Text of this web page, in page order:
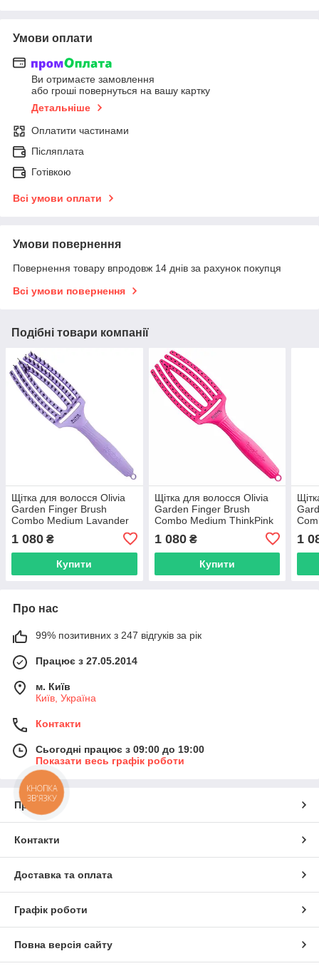
Умови оплати
Ви отримаєте замовлення
або гроші повернуться на вашу картку
Детальніше
Оплатити частинами
Післяплата
Готівкою
Всі умови оплати
Умови повернення
Повернення товару впродовж 14 днів за рахунок покупця
Всі умови повернення
Подібні товари компанії
Щітка для волосся Olivia
Garden Finger Brush
Combo Medium Lavander
1 080 ₴
Купити
Щітка для волосся Olivia
Garden Finger Brush
Combo Medium ThinkPink
(ID1806)
1 080₴
Купити
1
Про нас
99% позитивних з 247 відгуків за рік
Працює з 27.05.2014
м. Київ
Київ, Україна
Контакти
Сьогодні працює з 09:00 до 19:00
Показати весь графік роботи
Про нас
Контакти
Доставка та оплата
Графік роботи
Повна версія сайту
КНОПКА
ЗВ'ЯЗКУ